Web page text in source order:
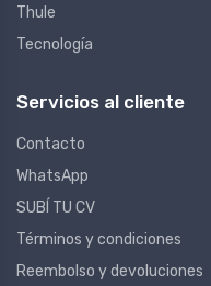
Thule
Tecnología
Servicios al cliente
Contacto
WhatsApp
SUBÍ TU CV
Términos y condiciones
Reembolso y devoluciones